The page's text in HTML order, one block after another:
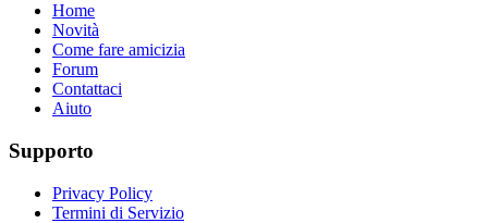
Home
Novità
Come fare amicizia
Forum
Contattaci
Aiuto
Supporto
Privacy Policy
Termini di Servizio